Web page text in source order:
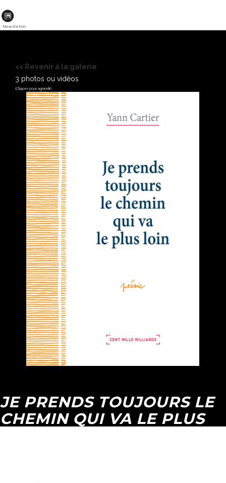
Newsletter
<< Revenir à la galerie
3 photos ou vidéos
(Cliquer pour agrandir)
JE PRENDS TOUJOURS LE
CHEMIN QUI VA LE PLUS